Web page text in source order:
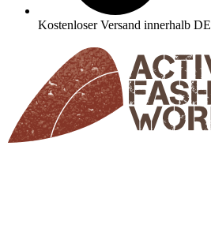
Kostenloser Versand innerhalb DE